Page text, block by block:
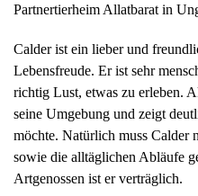
Partnertierheim Allatbarat in
Calder ist ein lieber und
Lebensfreude. Er ist sehr
richtig Lust, etwas zu erleben.
seine Umgebung und zeigt
möchte. Natürlich muss Calder
sowie die alltäglichen Abläufe
Artgenossen ist er verträglich.